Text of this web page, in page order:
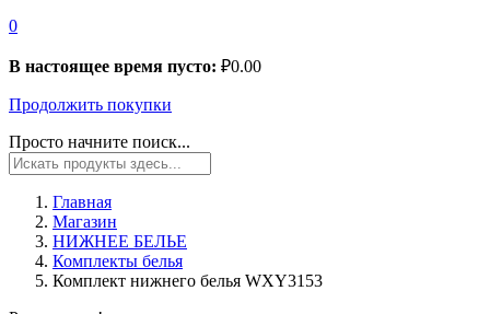
0
В настоящее время пусто: ₽0.00
Продолжить покупки
Просто начните поиск...
Главная
Магазин
НИЖНЕЕ БЕЛЬЕ
Комплекты белья
Комплект нижнего белья WXY3153